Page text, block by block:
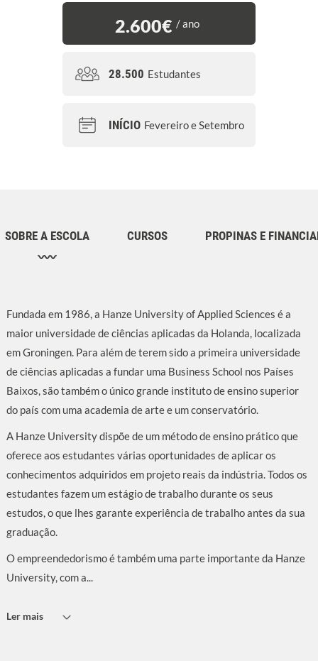
2.600€ / ano
28.500 Estudantes
INÍCIO Fevereiro e Setembro
SOBRE A ESCOLA CURSOS PROPINAS E
Fundada em 1986, a Hanze University of Applied Sciences é a
maior universidade de ciências aplicadas da Holanda, localizada
em Groningen. Para além de terem sido a primeira universidade
de ciências aplicadas a fundar uma Business School nos Países
Baixos, são também o único grande instituto de ensino superior
do país com uma academia de arte e um conservatório.
A Hanze University dispõe de um método de ensino prático que
oferece aos estudantes várias oportunidades de aplicar os
conhecimentos adquiridos em projeto reais da indústria. Todos os
estudantes fazem um estágio de trabalho durante os seus
estudos, o que lhes garante experiência de trabalho antes da sua
graduação.
O empreendedorismo é também uma parte importante da Hanze
University, com a...
Ler mais